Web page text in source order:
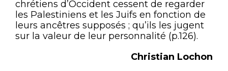
chrétiens d’Occident cessent de regarder
les Palestiniens et les Juifs en fonction de
leurs ancêtres supposés ; qu’ils les jugent
sur la valeur de leur personnalité (p.126).
Christian Lochon